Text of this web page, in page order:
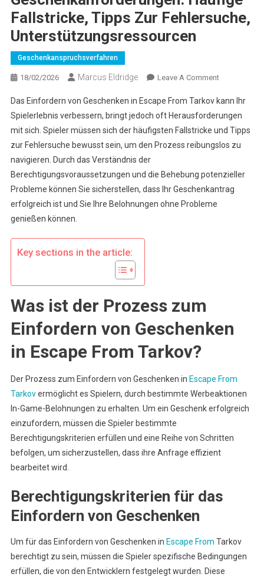
Fallstricke, Tipps Zur Fehlersuche,
Unterstützungsressourcen
Geschenkanspruchsverfahren
18/02/2026 Marcus Eldridge Leave A CommentOn
From
Tarkov
Häufige
Tipps
Zur
Das Einfordern von Geschenken in Escape From Tarkov kann Ihr
Spielerlebnis verbessern, bringt jedoch oft Herausforderungen
mit sich. Spieler müssen sich der häufigsten Fallstricke und Tipps
zur Fehlersuche bewusst sein, um den Prozess reibungslos zu
navigieren. Durch das Verständnis der
Berechtigungsvoraussetzungen und die Behebung potenzieller
Probleme können Sie sicherstellen, dass Ihr Geschenkantrag
erfolgreich ist und Sie Ihre Belohnungen ohne Probleme
genießen können.
Key sections in the article:
Was ist der Prozess zum
Einfordern von Geschenken
in Escape From Tarkov?
Der Prozess zum Einfordern von Geschenken in Escape From
Tarkovermöglicht es Spielern, durch bestimmte Werbeaktionen
In-Game-Belohnungen zu erhalten. Um ein Geschenk erfolgreich
einzufordern, müssen die Spieler bestimmte
Berechtigungskriterien erfüllen und eine Reihe von Schritten
befolgen, um sicherzustellen, dass ihre Anfrage effizient
bearbeitet wird.
Berechtigungskriterien für das
Einfordern von Geschenken
Um für das Einfordern von Geschenken in Escape From Tarkov
berechtigt zu sein, müssen die Spieler spezifische Bedingungen
erfüllen, die von den Entwicklern festgelegt wurden. Diese